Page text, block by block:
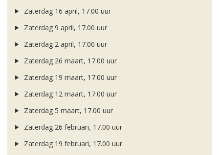
Zaterdag 16 april, 17.00 uur
Zaterdag 9 april, 17.00 uur
Zaterdag 2 april, 17.00 uur
Zaterdag 26 maart, 17.00 uur
Zaterdag 19 maart, 17.00 uur
Zaterdag 12 maart, 17.00 uur
Zaterdag 5 maart, 17.00 uur
Zaterdag 26 februari, 17.00 uur
Zaterdag 19 februari, 17.00 uur